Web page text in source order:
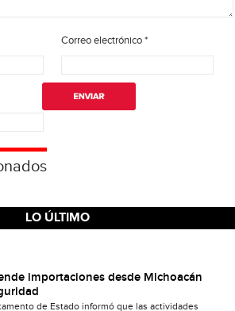
Correo electrónico*
LO ÚLTIMO
importaciones desde Michoacán
de Estado informó que las actividades